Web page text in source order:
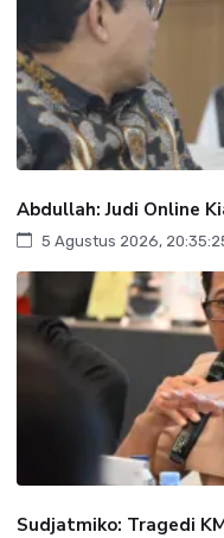
Abdullah: Judi Online
5 Agustus 2026,
Sudjatmiko: Tragedi